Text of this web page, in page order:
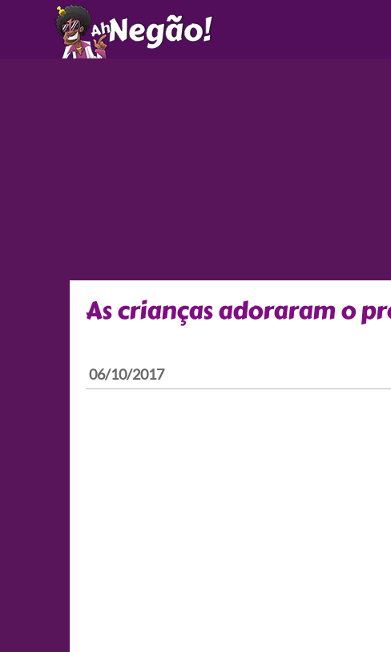
As crianças adoraram o
06/10/2017